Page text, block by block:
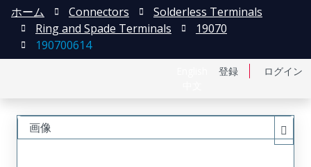
登録 ログイン
ホーム Connectors
Solderless Terminals
Ring and Spade Terminals
19070
190700614
画像